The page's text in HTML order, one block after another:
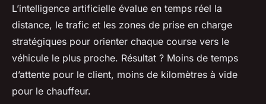
L’intelligence artificielle évalue en temps réel la
distance, le trafic et les zones de prise en charge
stratégiques pour orienter chaque course vers le
véhicule le plus proche. Résultat ? Moins de temps
d’attente pour le client, moins de kilomètres à vide
pour le chauffeur.